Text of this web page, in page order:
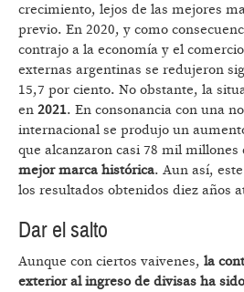
crecimiento, lejos de las mejores
previo. En 2020, y como
contrajo a la economía y el
externas argentinas se redujeron
15,7 por ciento. No obstante, la
en 2021. En consonancia con una
internacional se produjo un
que alcanzaron casi 78 mil millones
mejor marca histórica. Aun así,
los resultados obtenidos diez años
Dar el salto
Aunque con ciertos vaivenes, la
exterior al ingreso de divisas ha